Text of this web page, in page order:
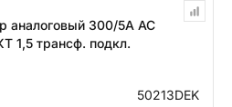
аналоговый 300/5А AC
1,5 трансф. подкл.
50213DEK